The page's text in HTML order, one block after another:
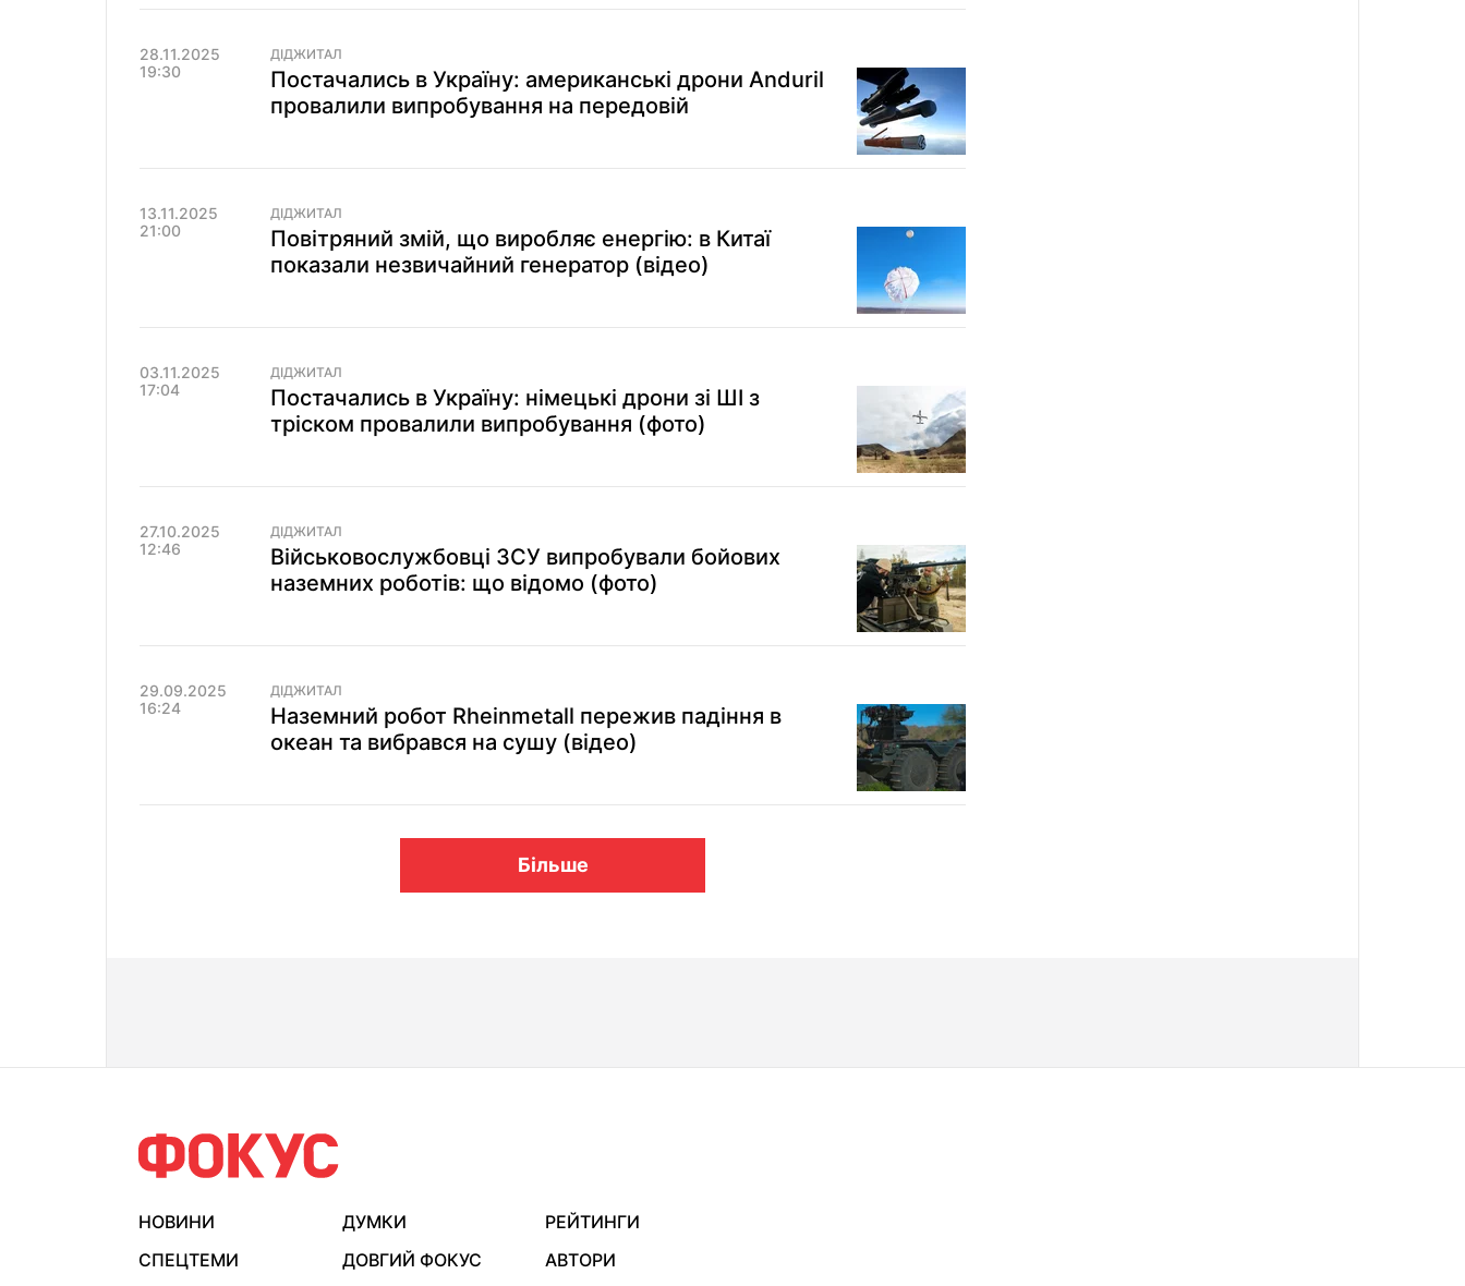
28.11.2025
19:30
ДІДЖИТАЛ
Постачались в Україну: американські дрони Anduril
провалили випробування на передовій
13.11.2025
21:00
ДІДЖИТАЛ
Повітряний змій, що виробляє енергію: в Китаї
показали незвичайний генератор (відео)
03.11.2025
17:04
ДІДЖИТАЛ
Постачались в Україну: німецькі дрони зі ШІ з
тріском провалили випробування (фото)
27.10.2025
12:46
ДІДЖИТАЛ
Військовослужбовці ЗСУ випробували бойових
наземних роботів: що відомо (фото)
29.09.2025
16:24
ДІДЖИТАЛ
Наземний робот Rheinmetall пережив падіння в
океан та вибрався на сушу (відео)
Більше
НОВИНИ ДУМКИ
РЕЙТИНГИ
СПЕЦТЕМИ
ДОВГИЙ ФОКУС
АВТОРИ